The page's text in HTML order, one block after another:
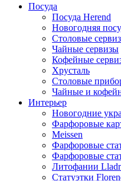
Посуда
Посуда Herend
Новогодняя
Столовые
Чайные сервизы
Кофейные
Хрусталь
Столовые
Чайные и
Интерьер
Новогодние
Фарфоровые
Meissen
Фарфоровые
Фарфоровые
Литофании
Статуэтки